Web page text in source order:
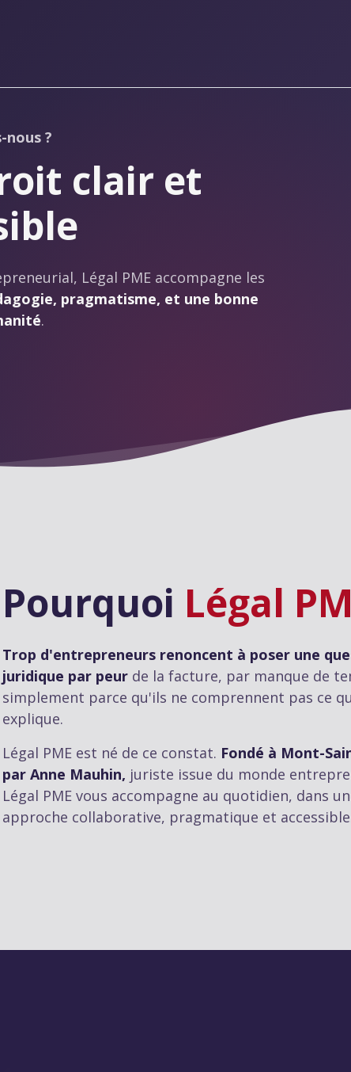
nous ?
clair et
Légal PME accompagne les
pragmatisme, et une bonne
.
Pourquoi Légal
Trop d'entrepreneurs renoncent à poser une
juridique par peur de la facture, par manque de
simplement parce qu'ils ne comprennent pas ce
explique.
Légal PME est né de ce constat. Fondé à Mont-
par Anne Mauhin, juriste issue du monde
Légal PME vous accompagne au quotidien, dans
approche collaborative, pragmatique et